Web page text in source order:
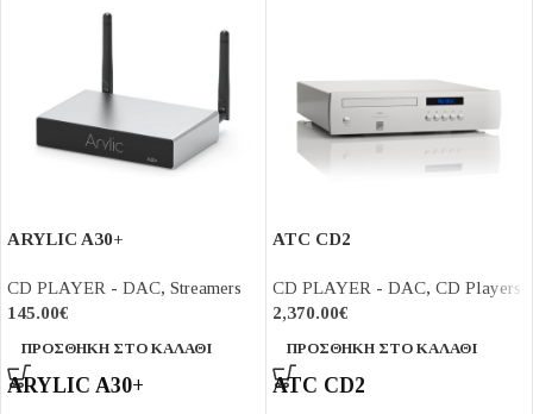
ARYLIC A30+
CD PLAYER - DAC, Streamers
145.00€
ΠΡΟΣΘΉΚΗ ΣΤΟ ΚΑΛΆΘΙ
ARYLIC A30+
ATC CD2
CD PLAYER - DAC, CD Players
2,370.00€
ΠΡΟΣΘΉΚΗ ΣΤΟ ΚΑΛΆΘΙ
ATC CD2